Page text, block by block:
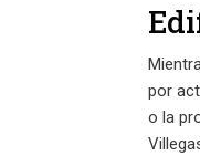
por
o la